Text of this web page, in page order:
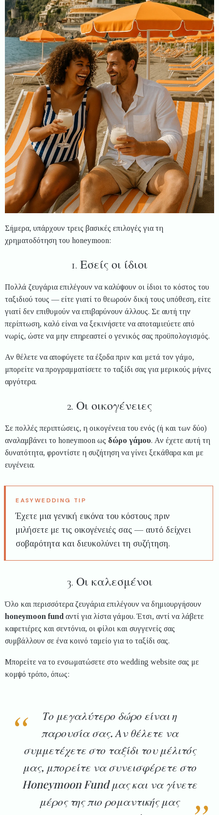
Σήμερα, υπάρχουν τρεις βασικές επιλογές για τη
χρηματοδότηση του honeymoon:
1. Εσείς οι ίδιοι
Πολλά ζευγάρια επιλέγουν να καλύψουν οι ίδιοι το κόστος του
ταξιδιού τους — είτε γιατί το θεωρούν δική τους υπόθεση, είτε
γιατί δεν επιθυμούν να επιβαρύνουν άλλους. Σε αυτή την
περίπτωση, καλό είναι να ξεκινήσετε να αποταμιεύετε από
νωρίς, ώστε να μην επηρεαστεί ο γενικός σας προϋπολογισμός.
Αν θέλετε να αποφύγετε τα έξοδα πριν και μετά τον γάμο,
μπορείτε να προγραμματίσετε το ταξίδι σας για μερικούς μήνες
αργότερα.
2. Οι οικογένειες
Σε πολλές περιπτώσεις, η οικογένεια του ενός (ή και των δύο)
αναλαμβάνει το honeymoon ως δώρο γάμου. Αν έχετε αυτή τη
δυνατότητα, φροντίστε η συζήτηση να γίνει ξεκάθαρα και με
ευγένεια.
Έχετε μια γενική εικόνα του κόστους πριν
μιλήσετε με τις οικογένειές σας — αυτό δείχνει
σοβαρότητα και διευκολύνει τη συζήτηση.
3. Οι καλεσμένοι
Όλο και περισσότερα ζευγάρια επιλέγουν να δημιουργήσουν
honeymoon fund αντί για λίστα γάμου. Έτσι, αντί να λάβετε
καφετιέρες και σεντόνια, οι φίλοι και συγγενείς σας
συμβάλλουν σε ένα κοινό ταμείο για το ταξίδι σας.
Μπορείτε να το ενσωματώσετε στο wedding website σας με
κομψό τρόπο, όπως:
Το μεγαλύτερο δώρο είναι η
παρουσία σας. Αν θέλετε να
συμμετέχετε στο ταξίδι του μέλιτός
μας, μπορείτε να συνεισφέρετε στο
Honeymoon Fund μας και να γίνετε
μέρος της πιο ρομαντικής μας